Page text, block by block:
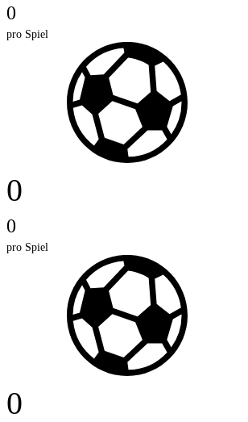
0
pro Spiel
0
0
pro Spiel
0